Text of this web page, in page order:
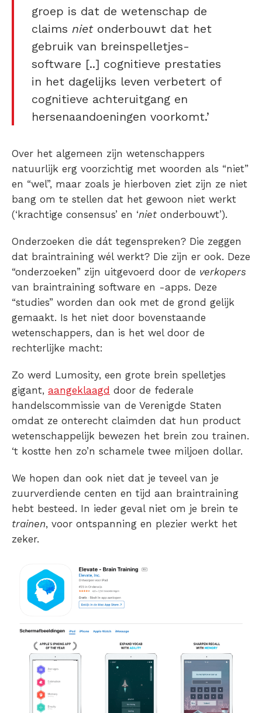
groep is dat de wetenschap de
claims nietonderbouwt dat het
gebruik van breinspelletjes-
software [..] cognitieve prestaties
in het dagelijks leven verbetert of
cognitieve achteruitgang en
hersenaandoeningen voorkomt.’
Over het algemeen zijn wetenschappers
natuurlijk erg voorzichtig met woorden als “niet”
en “wel”, maar zoals je hierboven ziet zijn ze niet
bang om te stellen dat het gewoon niet werkt
(‘krachtige consensus’ en ‘niet onderbouwt’).
Onderzoeken die dát tegenspreken? Die zeggen
dat braintraining wél werkt? Die zijn er ook. Deze
“onderzoeken” zijn uitgevoerd door de verkopers
van braintraining software en -apps. Deze
“studies” worden dan ook met de grond gelijk
gemaakt. Is het niet door bovenstaande
wetenschappers, dan is het wel door de
rechterlijke macht:
Zo werd Lumosity, een grote brein spelletjes
gigant, aangeklaagd door de federale
handelscommissie van de Verenigde Staten
omdat ze onterecht claimden dat hun product
wetenschappelijk bewezen het brein zou trainen.
‘t kostte hen zo’n schamele twee miljoen dollar.
We hopen dan ook niet dat je teveel van je
zuurverdiende centen en tijd aan braintraining
hebt besteed. In ieder geval niet om je brein te
trainen, voor ontspanning en plezier werkt het
zeker.